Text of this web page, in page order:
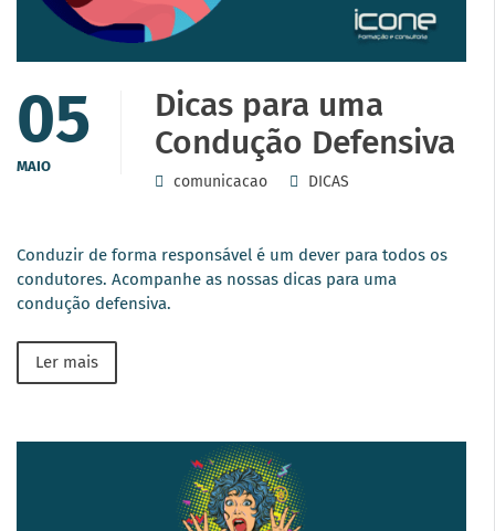
05
MAIO
Dicas para uma
Condução Defensiva
comunicacao DICAS
Conduzir de forma responsável é um dever para todos os
condutores. Acompanhe as nossas dicas para uma
condução defensiva.
Ler mais